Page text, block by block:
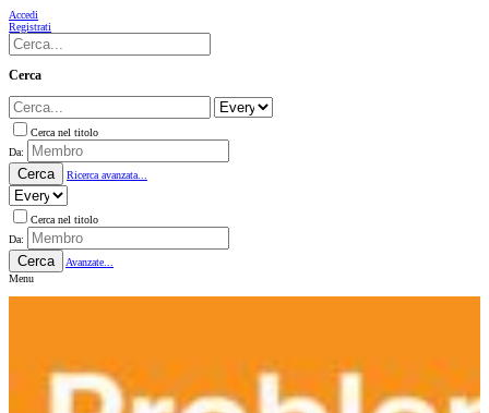
Accedi
Registrati
Cerca
Cerca nel titolo
Da:
Cerca Ricerca avanzata...
Cerca nel titolo
Da:
Cerca
Avanzate...
Menu